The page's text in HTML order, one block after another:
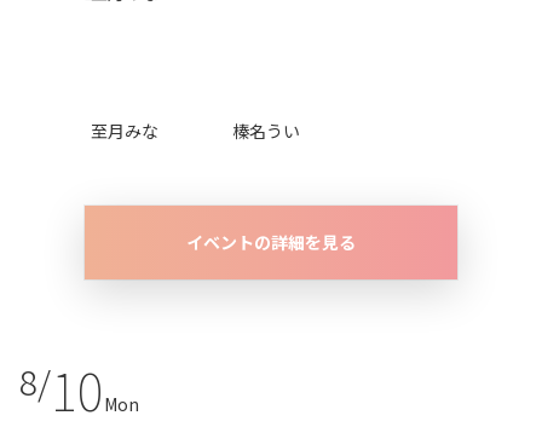
至月みな 榛名うい
イベントの詳細を見る
8/10 Mon